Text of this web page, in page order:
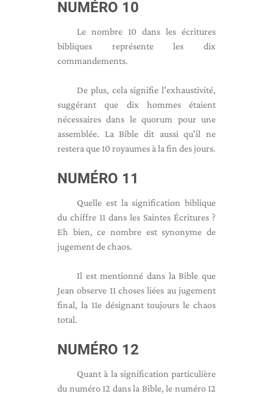
NUMÉRO 10
Le nombre 10 dans les écritures
bibliques représente les dix
commandements.
De plus, cela signifie l'exhaustivité,
suggérant que dix hommes étaient
nécessaires dans le quorum pour une
assemblée. La Bible dit aussi qu'il ne
restera que 10 royaumes à la fin des jours.
NUMÉRO 11
Quelle est la signification biblique
du chiffre 11 dans les Saintes Écritures ?
Eh bien, ce nombre est synonyme de
jugement de chaos.
Il est mentionné dans la Bible que
Jean observe 11 choses liées au jugement
final, la 11e désignant toujours le chaos
total.
NUMÉRO 12
Quant à la signification particulière
du numéro 12 dans la Bible, le numéro 12